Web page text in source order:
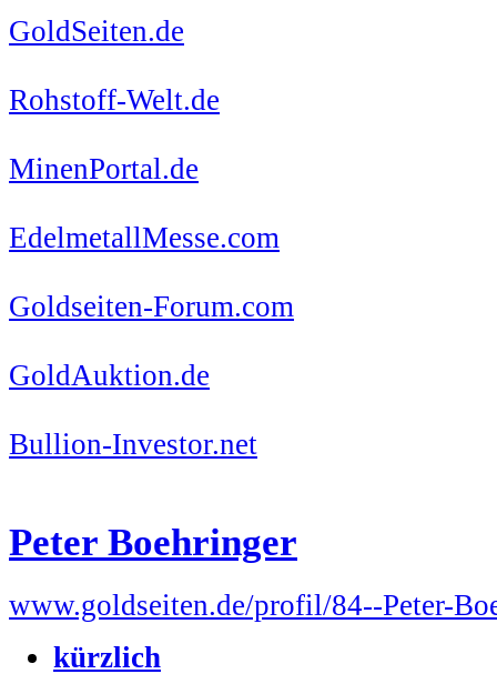
GoldSeiten.de
Rohstoff-Welt.de
MinenPortal.de
EdelmetallMesse.com
Goldseiten-Forum.com
GoldAuktion.de
Bullion-Investor.net
Peter Boehringer
www.goldseiten.de/profil/84--Peter-
kürzlich